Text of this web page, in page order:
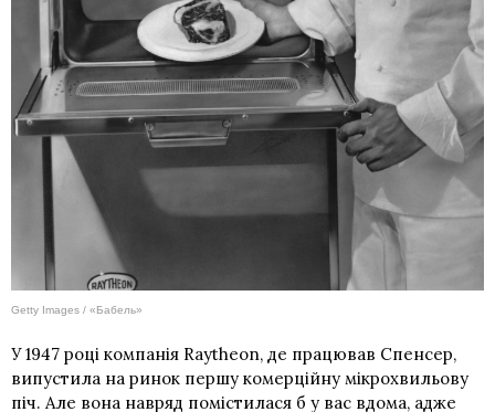
Getty Images / «Бабель»
У 1947 році компанія Raytheon, де працював Спенсер,
випустила на ринок першу комерційну мікрохвильову
піч. Але вона навряд помістилася б у вас вдома, адже